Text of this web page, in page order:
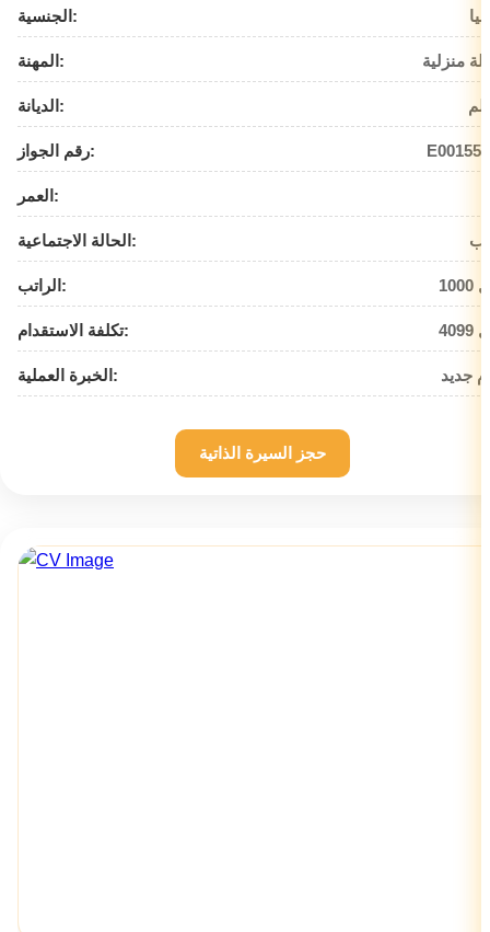
الجنسية:
المهنة: منزلية
الديانة:
رقم الجواز:
العمر:
الحالة الاجتماعية:
الراتب:
تكلفة الاستقدام:
الخبرة العملية: جديد
حجز السيرة الذاتية